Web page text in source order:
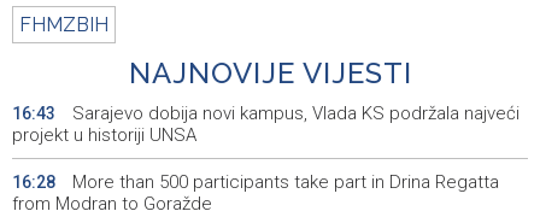
FHMZBIH
NAJNOVIJE VIJESTI
16:43
Sarajevo dobija novi kampus, Vlada KS podržala najveći
projekt u historiji UNSA
16:28
More than 500 participants take part in Drina Regatta
from Modran to Goražde